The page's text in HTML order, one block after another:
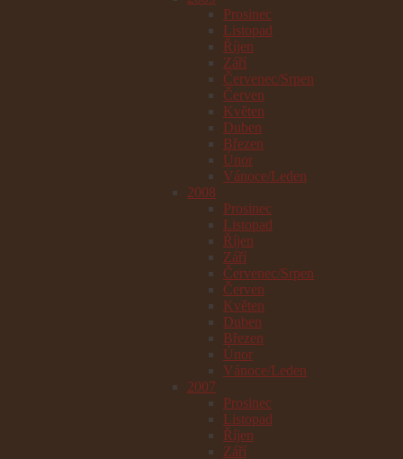
Prosinec
Listopad
Říjen
Září
Červenec/Srpen
Červen
Květen
Duben
Březen
Únor
Vánoce/Leden
2008
Prosinec
Listopad
Říjen
Září
Červenec/Srpen
Červen
Květen
Duben
Březen
Únor
Vánoce/Leden
2007
Prosinec
Listopad
Říjen
Září